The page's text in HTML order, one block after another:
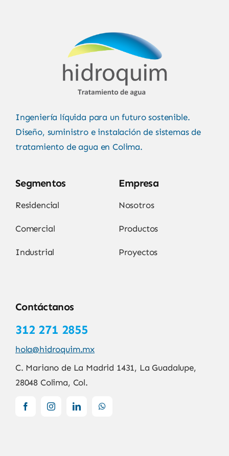
Ingeniería líquida para un futuro sostenible.
Diseño, suministro e instalación de sistemas de
tratamiento de agua en Colima.
Segmentos
Residencial
Comercial
Industrial
Empresa
Nosotros
Productos
Proyectos
Contáctanos
312 271 2855
hola@hidroquim.mx
C. Mariano de La Madrid 1431, La Guadalupe,
28048 Colima, Col.